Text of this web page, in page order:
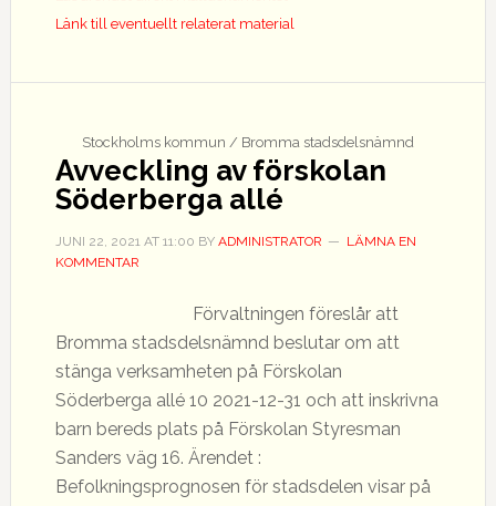
Länk till eventuellt relaterat material
Stockholms kommun / Bromma stadsdelsnämnd
Avveckling av förskolan
Söderberga allé
JUNI 22, 2021AT 11:00 BY ADMINISTRATOR
LÄMNA EN
KOMMENTAR
Förvaltningen föreslår att
Bromma stadsdelsnämnd beslutar om att
stänga verksamheten på Förskolan
Söderberga allé 10 2021-12-31 och att inskrivna
barn bereds plats på Förskolan Styresman
Sanders väg 16. Ärendet :
Befolkningsprognosen för stadsdelen visar på